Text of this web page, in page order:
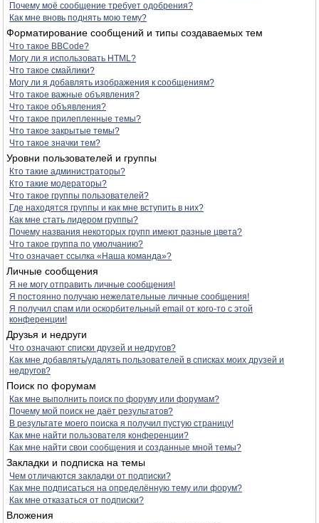
Почему моё сообщение требует одобрения?
Как мне вновь поднять мою тему?
Форматирование сообщений и типы создаваемых тем
Что такое BBCode?
Могу ли я использовать HTML?
Что такое смайлики?
Могу ли я добавлять изображения к сообщениям?
Что такое важные объявления?
Что такое объявления?
Что такое прилепленные темы?
Что такое закрытые темы?
Что такое значки тем?
Уровни пользователей и группы
Кто такие администраторы?
Кто такие модераторы?
Что такое группы пользователей?
Где находятся группы и как мне вступить в них?
Как мне стать лидером группы?
Почему названия некоторых групп имеют разные цвета?
Что такое группа по умолчанию?
Что означает ссылка «Наша команда»?
Личные сообщения
Я не могу отправить личные сообщения!
Я постоянно получаю нежелательные личные сообщения!
Я получил спам или оскорбительный email от кого-то с этой
конференции!
Друзья и недруги
Что означают списки друзей и недругов?
Как мне добавлять/удалять пользователей в списках моих друзей и
недругов?
Поиск по форумам
Как мне выполнить поиск по форуму или форумам?
Почему мой поиск не даёт результатов?
В результате моего поиска я получил пустую страницу!
Как мне найти пользователя конференции?
Как мне найти свои сообщения и созданные мной темы?
Закладки и подписка на темы
Чем отличаются закладки от подписки?
Как мне подписаться на определённую тему или форум?
Как мне отказаться от подписки?
Вложения